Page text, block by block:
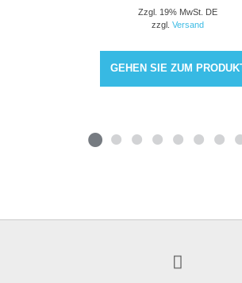
Zzgl. 19% MwSt. DE
zzgl.Versand
GEHEN SIE ZUM